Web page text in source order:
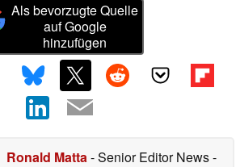
Als bevorzugte Quelle
auf Google
hinzufügen
Ronald Matta- Senior Editor News-